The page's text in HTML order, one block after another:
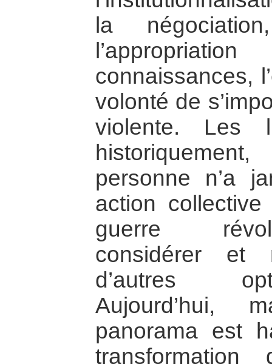
la
connaissances,
volonté de
violente. Les
personne n’a
action
guerre
considérer et
d’autres
Aujourd’hui,
panorama est